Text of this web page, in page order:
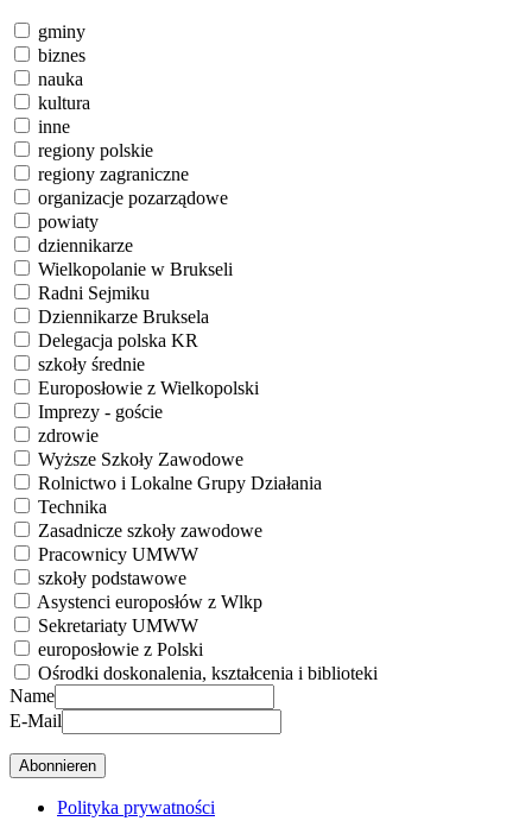
gminy
biznes
nauka
kultura
inne
regiony polskie
regiony zagraniczne
organizacje pozarządowe
powiaty
dziennikarze
Wielkopolanie w Brukseli
Radni Sejmiku
Dziennikarze Bruksela
Delegacja polska KR
szkoły średnie
Europosłowie z Wielkopolski
Imprezy - goście
zdrowie
Wyższe Szkoły Zawodowe
Rolnictwo i Lokalne Grupy Działania
Technika
Zasadnicze szkoły zawodowe
Pracownicy UMWW
szkoły podstawowe
Asystenci europosłów z Wlkp
Sekretariaty UMWW
europosłowie z Polski
Ośrodki doskonalenia, kształcenia i biblioteki
Name
E-Mail
Polityka prywatności